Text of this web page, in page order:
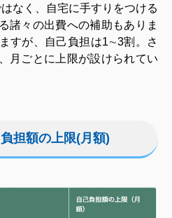
なく、自宅に手すりをつける
諸々の出費への補助もありま
すが、自己負担は1∼3割。さ
月ごとに上限が設けられてい
担額の上限(月額)